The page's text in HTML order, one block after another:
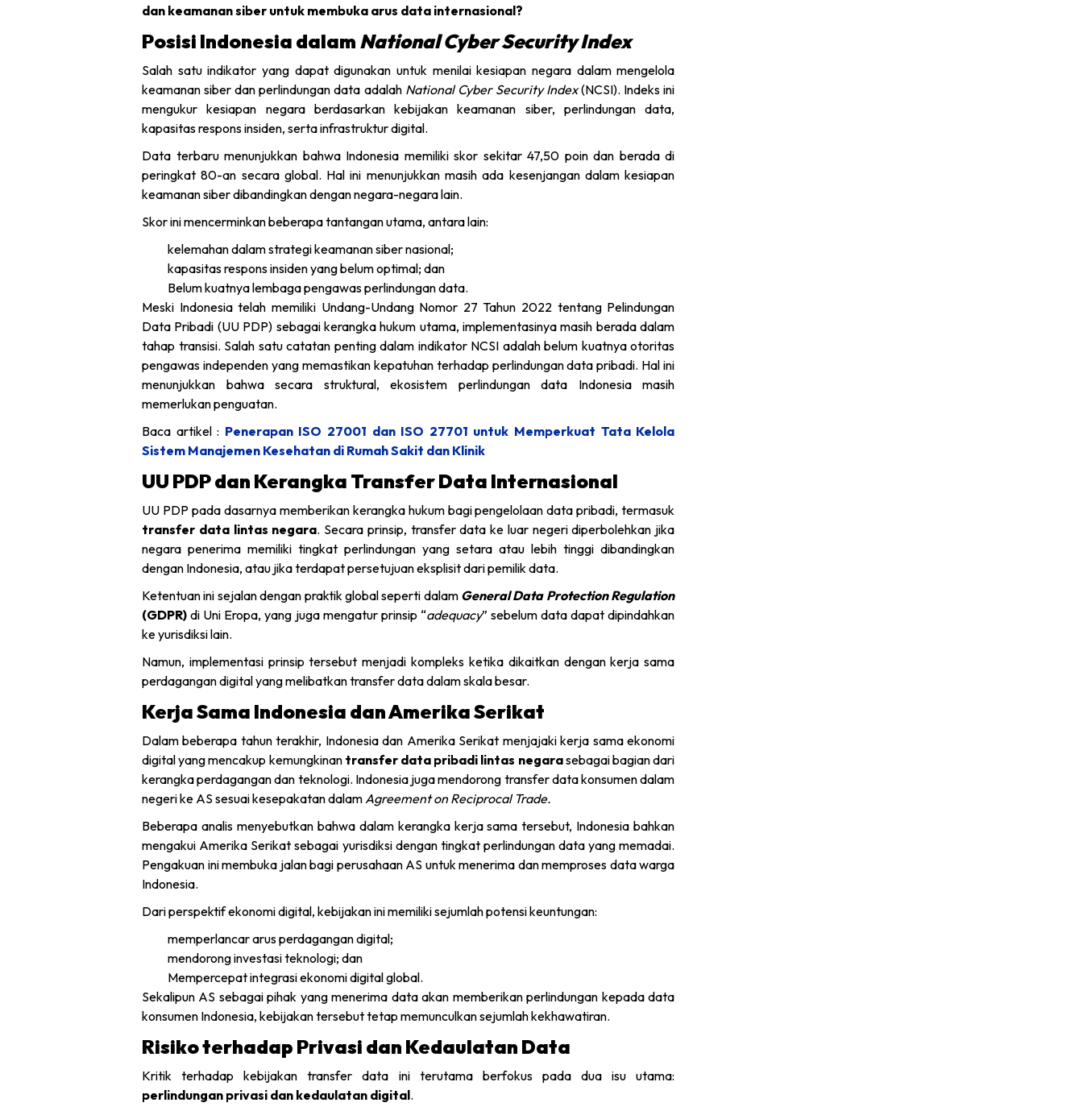
dan keamanan siber untuk membuka arus data internasional?
Posisi Indonesia dalam National Cyber Security Index
Salah satu indikator yang dapat digunakan untuk menilai kesiapan negara dalam mengelola
keamanan siber dan perlindungan data adalah National Cyber Security Index(NCSI). Indeks ini
mengukur kesiapan negara berdasarkan kebijakan keamanan siber, perlindungan data,
kapasitas respons insiden, serta infrastruktur digital.
Data terbaru menunjukkan bahwa Indonesia memiliki skor sekitar 47,50 poin dan berada di
peringkat 80-an secara global. Hal ini menunjukkan masih ada kesenjangan dalam kesiapan
keamanan siber dibandingkan dengan negara-negara lain.
Skor ini mencerminkan beberapa tantangan utama, antara lain:
kelemahan dalam strategi keamanan siber nasional;
kapasitas respons insiden yang belum optimal; dan
Belum kuatnya lembaga pengawas perlindungan data.
Meski Indonesia telah memiliki Undang-Undang Nomor 27 Tahun 2022 tentang Pelindungan
Data Pribadi (UU PDP) sebagai kerangka hukum utama, implementasinya masih berada dalam
tahap transisi. Salah satu catatan penting dalam indikator NCSI adalah belum kuatnya otoritas
pengawas independen yang memastikan kepatuhan terhadap perlindungan data pribadi. Hal ini
menunjukkan bahwa secara struktural, ekosistem perlindungan data Indonesia masih
memerlukan penguatan.
Baca artikel : Penerapan ISO 27001 dan ISO 27701 untuk Memperkuat Tata Kelola
Sistem Manajemen Kesehatan di Rumah Sakit dan Klinik
UU PDP dan Kerangka Transfer Data Internasional
UU PDP pada dasarnya memberikan kerangka hukum bagi pengelolaan data pribadi, termasuk
transfer data lintas negara. Secara prinsip, transfer data ke luar negeri diperbolehkan jika
negara penerima memiliki tingkat perlindungan yang setara atau lebih tinggi dibandingkan
dengan Indonesia, atau jika terdapat persetujuan eksplisit dari pemilik data.
Ketentuan ini sejalan dengan praktik global seperti dalam General Data Protection Regulation
(GDPR) di Uni Eropa, yang juga mengatur prinsip “adequacy” sebelum data dapat dipindahkan
ke yurisdiksi lain.
Namun, implementasi prinsip tersebut menjadi kompleks ketika dikaitkan dengan kerja sama
perdagangan digital yang melibatkan transfer data dalam skala besar.
Kerja Sama Indonesia dan Amerika Serikat
Dalam beberapa tahun terakhir, Indonesia dan Amerika Serikat menjajaki kerja sama ekonomi
digital yang mencakup kemungkinan transfer data pribadi lintas negarasebagai bagian dari
kerangka perdagangan dan teknologi. Indonesia juga mendorong transfer data konsumen dalam
negeri ke AS sesuai kesepakatan dalam Agreement on Reciprocal Trade.
Beberapa analis menyebutkan bahwa dalam kerangka kerja sama tersebut, Indonesia bahkan
mengakui Amerika Serikat sebagai yurisdiksi dengan tingkat perlindungan data yang memadai.
Pengakuan ini membuka jalan bagi perusahaan AS untuk menerima dan memproses data warga
Indonesia.
Dari perspektif ekonomi digital, kebijakan ini memiliki sejumlah potensi keuntungan:
memperlancar arus perdagangan digital;
mendorong investasi teknologi; dan
Mempercepat integrasi ekonomi digital global.
Sekalipun AS sebagai pihak yang menerima data akan memberikan perlindungan kepada data
konsumen Indonesia, kebijakan tersebut tetap memunculkan sejumlah kekhawatiran.
Risiko terhadap Privasi dan Kedaulatan Data
Kritik terhadap kebijakan transfer data ini terutama berfokus pada dua isu utama:
perlindungan privasi dan kedaulatan digital.